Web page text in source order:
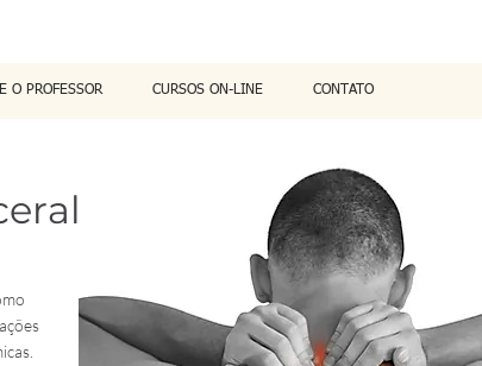
O PROFESSOR CURSOS ON-LINE CONTATO